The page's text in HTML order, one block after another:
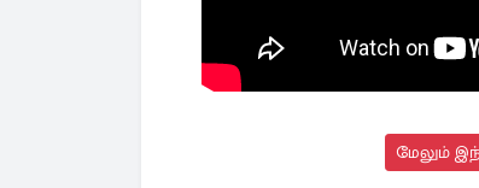
மேலும்